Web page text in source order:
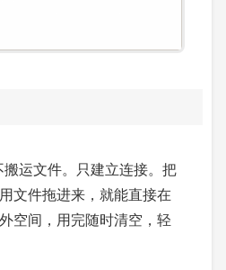
搬运文件。只建立连接。把
文件拖进来，就能直接在
空间，用完随时清空，轻